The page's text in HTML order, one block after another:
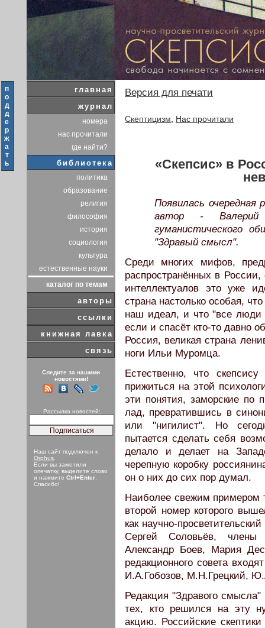
п
о
д
д
е
р
ж
а
т
ь
главная
журнал
номера
нас прочитали
где найти?
библиотека
политика
образование
религия
философия
история
социология
культура
естественные науки
каталог по темам
авторы
ссылки
книжная лавка
связь
Следите за нашими
новостями!
Рассылка новостей:
Наш сайт подключен к
Orphus
Если вы заметили
опечатку, выделите слово
и нажмите Ctrl+Enter
Спасибо!
Версия для печати
Скептицизм Нас прочитали
«Скепсис» в
Появилась очередная
автор - Валерий
гуманистического
"Здравый смысл".
Среди многих мифов,
распространённых в
интеллектуалов это уже
страна настолько особая,
наш идеал, и что "все люди
если и спасёт кто-то давно
Россия, великая страна
ноги Ильи Муромца.
Естественно, что
прижиться на этой
эти понятия, заморские
лад, превратившись в
или "нигилист". Но
пытается сделать себя
делало и делает на
черепную коробку
он о них до сих пор думал.
Наиболее свежим примером
второй номер которого
как научно-
Сергей Соловьёв,
Александр Боев, Мария
редакционного совета
И.А.Гобозов, М.Н.Грецкий,
Редакция "Здравого смысла"
тех, кто решился на эту
акцию. Российские